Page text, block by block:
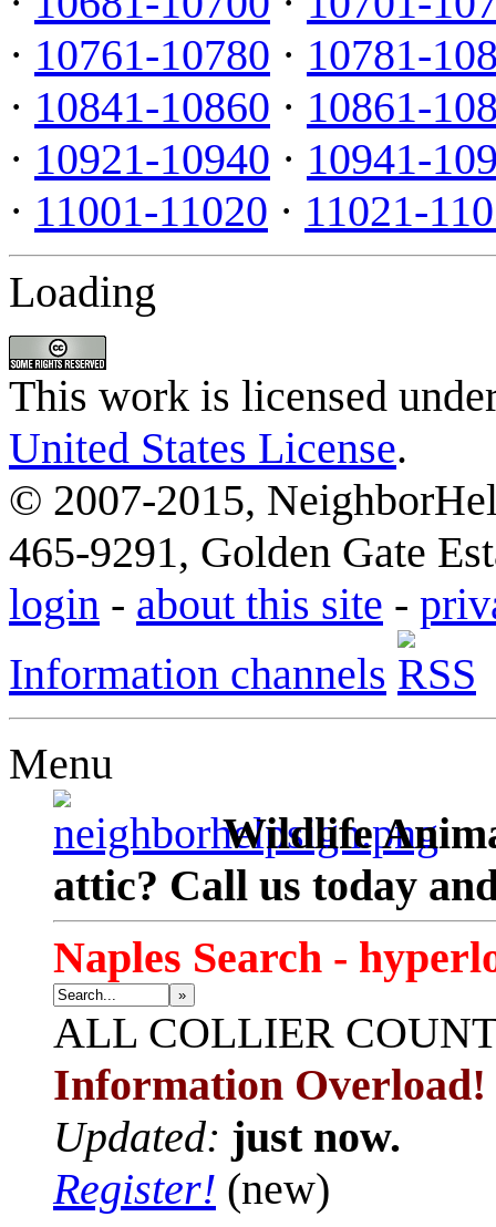
· 10761-10780 · 10781-
· 10841-10860 · 10861-
· 10921-10940 · 10941-
· 11001-11020 · 11021-
Loading
This work is licensed
United States License.
© 2007-2015,
465-9291, Golden Gate
login - about this site -
Information channels
Menu
Wildlife
attic? Call us today
Naples Search -
»
ALL COLLIER
Information Overload!
Updated: just now.
Register! (new)